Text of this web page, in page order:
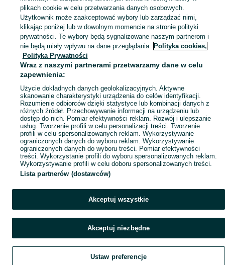
Zasłużony urlop spędzaj na przyjemnościach! Znajdź idealne miejsce na wypoczynek w kategorii Noclegi na OLX - Mazowieckie i okolice!
Mapa kategorii
Mapa miejscowości
Mapa ministron
Popularne wyszukiwania
plikach cookie w celu przetwarzania danych osobowych.
Użytkownik może zaakceptować wybory lub zarządzać nimi,
klikając poniżej lub w dowolnym momencie na stronie polityki
prywatności. Te wybory będą sygnalizowane naszym partnerom i
nie będą miały wpływu na dane przeglądania. Polityka cookies,
Polityka Prywatności
Wraz z naszymi partnerami przetwarzamy dane w celu
zapewnienia:
Użycie dokładnych danych geolokalizacyjnych. Aktywne
skanowanie charakterystyki urządzenia do celów identyfikacji.
Rozumienie odbiorców dzięki statystyce lub kombinacji danych z
różnych źródeł. Przechowywanie informacji na urządzeniu lub
dostęp do nich. Pomiar efektywności reklam. Rozwój i ulepszanie
usług. Tworzenie profili w celu personalizacji treści. Tworzenie
profili w celu spersonalizowanych reklam. Wykorzystywanie
ograniczonych danych do wyboru reklam. Wykorzystywanie
ograniczonych danych do wyboru treści. Pomiar efektywności
treści. Wykorzystanie profili do wyboru spersonalizowanych reklam.
Wykorzystywanie profili w celu doboru spersonalizowanych treści.
Lista partnerów (dostawców)
Akceptuj wszystkie
Akceptuj niezbędne
Ustaw preferencje